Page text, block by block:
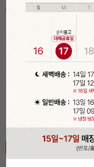
담기
[장가네제과]케이크시트
24개입(화이트/미니)
🎁 정성 가득 포장 꿀팁
베이킹의 완성은 포장!